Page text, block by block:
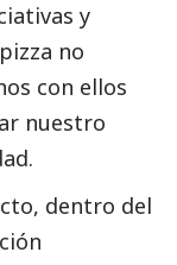
y
no
con ellos
nuestro
dentro del